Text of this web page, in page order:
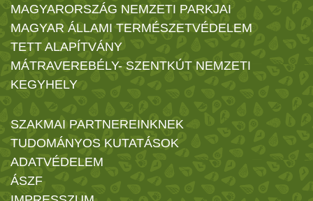
MAGYARORSZÁG NEMZETI PARKJAI
MAGYAR ÁLLAMI TERMÉSZETVÉDELEM
TETT ALAPÍTVÁNY
MÁTRAVEREBÉLY- SZENTKÚT NEMZETI
KEGYHELY
SZAKMAI PARTNEREINKNEK
TUDOMÁNYOS KUTATÁSOK
ADATVÉDELEM
ÁSZF